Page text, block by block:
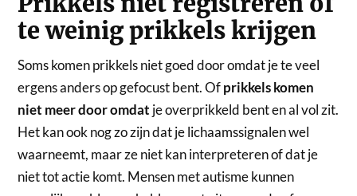
te weinig prikkels krijgen
Soms komen prikkels niet goed door omdat je te veel
ergens anders op gefocust bent. Ofprikkels komen
niet meer door omdat je overprikkeld bent en al vol zit.
Het kan ook nog zo zijn dat je lichaamssignalen wel
waarneemt, maar ze niet kan interpreteren of dat je
niet tot actie komt. Mensen met autisme kunnen